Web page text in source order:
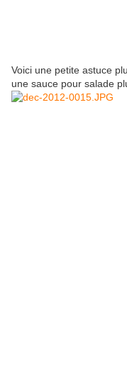
Voici une petite astuce
une sauce pour salade